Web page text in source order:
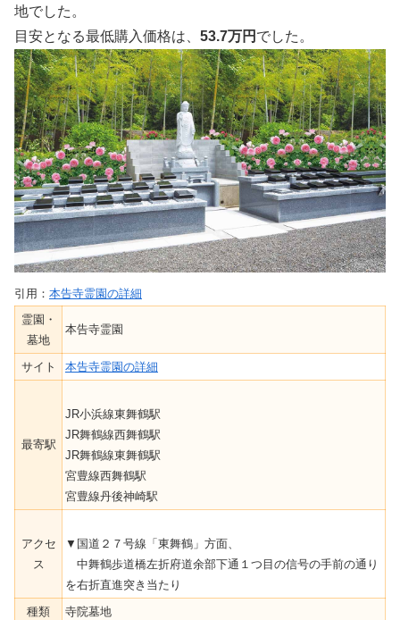
地でした。
目安となる最低購入価格は、 53.7万円 でした。
引用： 本告寺霊園の詳細
霊園・
墓地
本告寺霊園
サイト 本告寺霊園の詳細
最寄駅
JR小浜線東舞鶴駅
JR舞鶴線西舞鶴駅
JR舞鶴線東舞鶴駅
宮豊線西舞鶴駅
宮豊線丹後神崎駅
アクセ
ス
▼国道２７号線「東舞鶴」方面、
中舞鶴歩道橋左折府道余部下通１つ目の信号の手前の通り
を右折直進突き当たり
種類
寺院墓地